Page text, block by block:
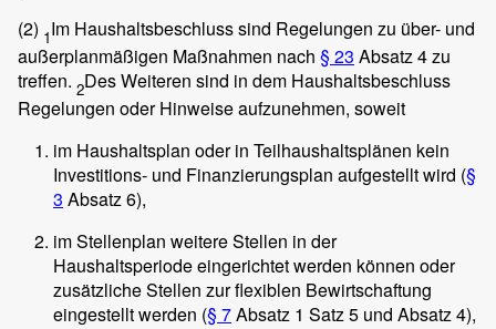
(2) 1Im Haushaltsbeschluss sind Regelungen zu über- und
außerplanmäßigen Maßnahmen nach § 23 Absatz 4 zu
treffen. 2Des Weiteren sind in dem Haushaltsbeschluss
Regelungen oder Hinweise aufzunehmen, soweit
im Haushaltsplan oder in Teilhaushaltsplänen kein
Investitions- und Finanzierungsplan aufgestellt wird (§
3 Absatz 6),
im Stellenplan weitere Stellen in der
Haushaltsperiode eingerichtet werden können oder
zusätzliche Stellen zur flexiblen Bewirtschaftung
eingestellt werden (§ 7Absatz 1 Satz 5 und Absatz 4),